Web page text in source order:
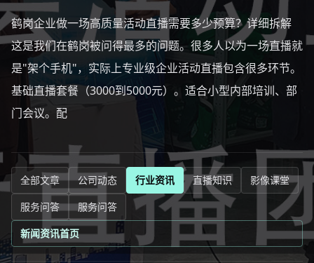
鹤岗企业做一场高质量活动直播需要多少预算？详细拆解
这是我们在鹤岗被问得最多的问题。很多人以为一场直播就
是"架个手机"，实际上专业级企业活动直播包含很多环节。
基础直播套餐（3000到5000元）。适合小型内部培训、部
门会议。配
全部文章 公司动态 行业资讯 直播知识
影像课堂
服务问答
服务问答
新闻资讯首页